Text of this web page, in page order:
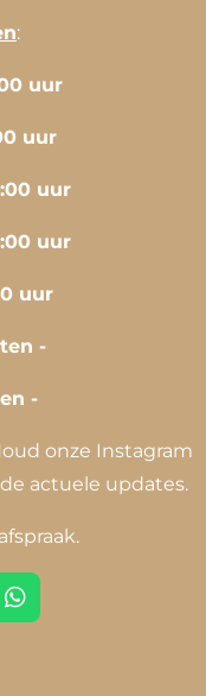
:
uur
uur
uur
uur
uur
-
-
onze Instagram
actuele updates.
W
h